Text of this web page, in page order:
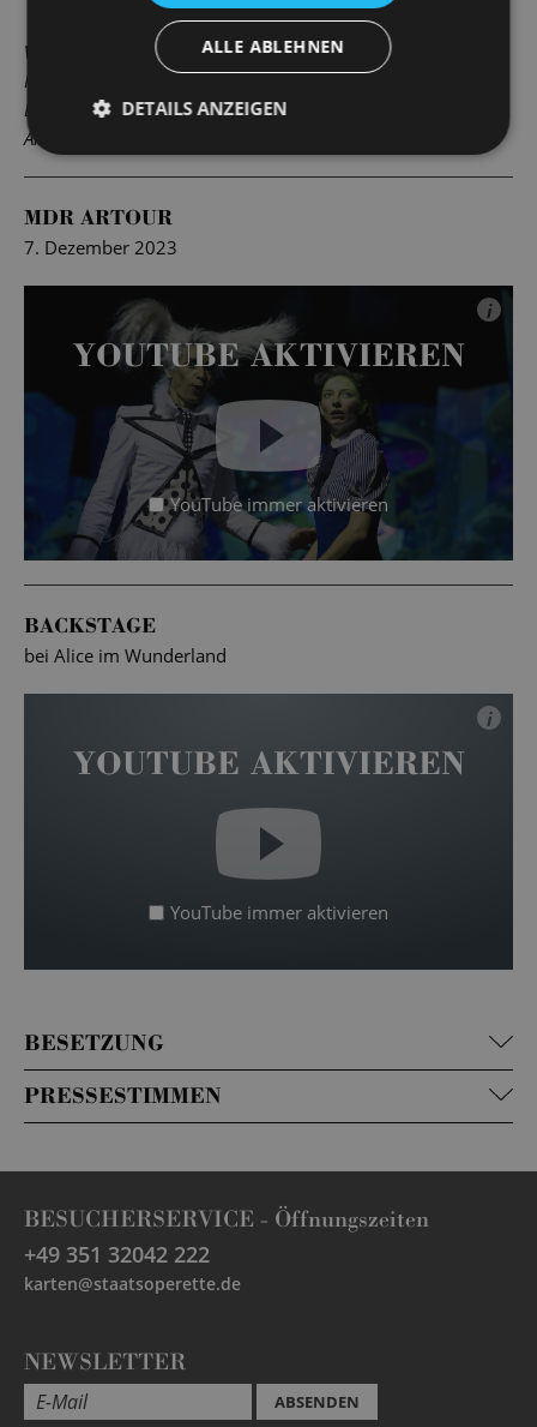
Vielen Dank!
In der Spielzeit 2025/2026 sponsert der Handpan-Salon aus
Dresden/Langebrück eine Handpan für alle Vorstellungen von
Alice. Wir bedanken uns herzlich für die Unterstützung!
MDR ARTOUR
7. Dezember 2023
YOUTUBE AKTIVIEREN
i
YouTube immer aktivieren
BACKSTAGE
bei Alice im Wunderland
YOUTUBE AKTIVIEREN
i
YouTube immer aktivieren
BESETZUNG
PRESSESTIMMEN
BESUCHERSERVICE - Öffnungszeiten
+49 351 32042 222
karten@staatsoperette.de
NEWSLETTER
ABSENDEN
ALLE ABLEHNEN
DETAILS ANZEIGEN